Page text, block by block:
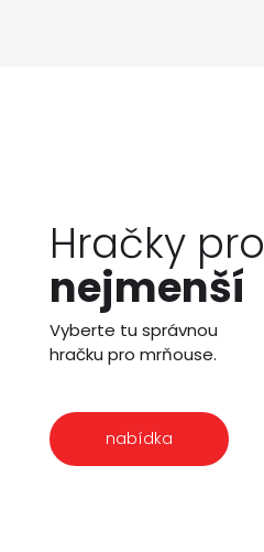
Hračky pro
nejmenší
Vyberte tu správnou
hračku pro mrňouse.
nabídka